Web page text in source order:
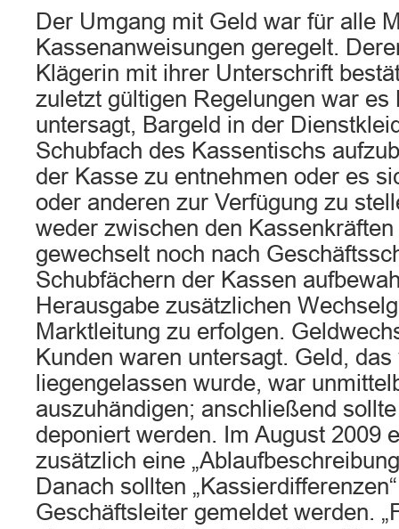
Der Umgang mit Geld war für alle
Kassenanweisungen geregelt.
Klägerin mit ihrer Unterschrift
zuletzt gültigen Regelungen war
untersagt, Bargeld in der
Schubfach des Kassentischs
der Kasse zu entnehmen oder es
oder anderen zur Verfügung zu
weder zwischen den
gewechselt noch nach
Schubfächern der Kassen
Herausgabe zusätzlichen
Marktleitung zu erfolgen.
Kunden waren untersagt. Geld,
liegengelassen wurde, war
auszuhändigen; anschließend
deponiert werden. Im August 2009
zusätzlich eine
Danach sollten
Geschäftsleiter gemeldet werden.